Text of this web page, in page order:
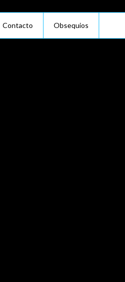
Contacto Obsequios